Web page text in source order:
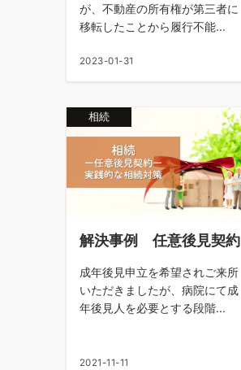
が、不動産の所有権が第三者に
移転したことから履行不能...
2023-01-31
相続
解決事例 任意後見契約
成年後見申立を希望されご来所
いただきましたが、病院にて成
年後見人を必要とする段階...
2021-11-11